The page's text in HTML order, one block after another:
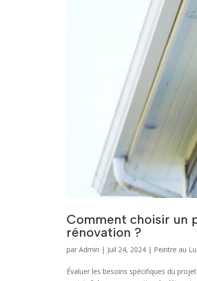
Comment choisir un
rénovation ?
parAdmin | Juil 24, 2024 | Peintre au
Évaluer les besoins spécifiques du